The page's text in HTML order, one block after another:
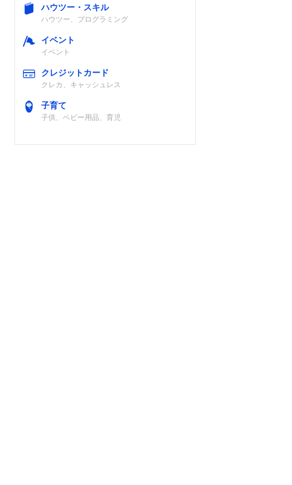
ハウツー・スキル
ハウツー、プログラミング
イベント
イベント
クレジットカード
クレカ、キャッシュレス
子育て
子供、ベビー用品、育児